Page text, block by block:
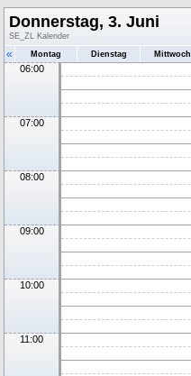
Donnerstag, 3. Juni
SE_ZL Kalender
« Montag Dienstag Mittwoch
06:00
07:00
08:00
09:00
10:00
11:00